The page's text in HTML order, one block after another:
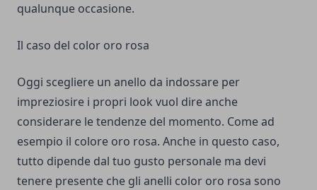
qualunque occasione.
Il caso del color oro rosa
Oggi scegliere un anello da indossare per
impreziosire i propri look vuol dire anche
considerare le tendenze del momento. Come ad
esempio il colore oro rosa. Anche in questo caso,
tutto dipende dal tuo gusto personale ma devi
tenere presente che gli anelli color oro rosa sono